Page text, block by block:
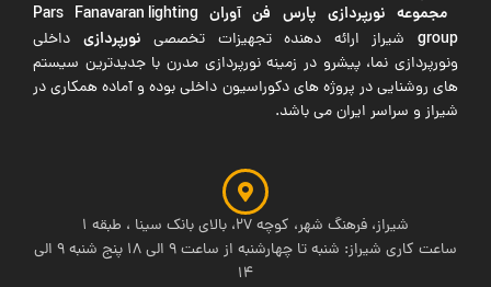
مجموعه نورپردازی پارس فن آوران Pars Fanavaran lighting
groupشیراز ارائه دهنده تجهیزات تخصصی نورپردازی داخلی
ونورپردازی نما، پیشرو در زمینه نورپردازی مدرن با جدیدترین سیستم
های روشنایی در پروژه های دکوراسیون داخلی بوده و آماده همکاری در
شیراز و سراسر ایران می باشد.
شیراز، فرهنگ شهر، کوچه 27، بالای بانک سینا ، طبقه 1
ساعت کاری شیراز: شنبه تا چهارشنبه از ساعت 9 الی 18 پنج شنبه 9 الی
14